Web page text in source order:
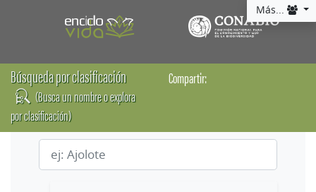
Más...
Búsqueda por clasificación
(Busca un nombre o explora
por clasificación)
Compartir: